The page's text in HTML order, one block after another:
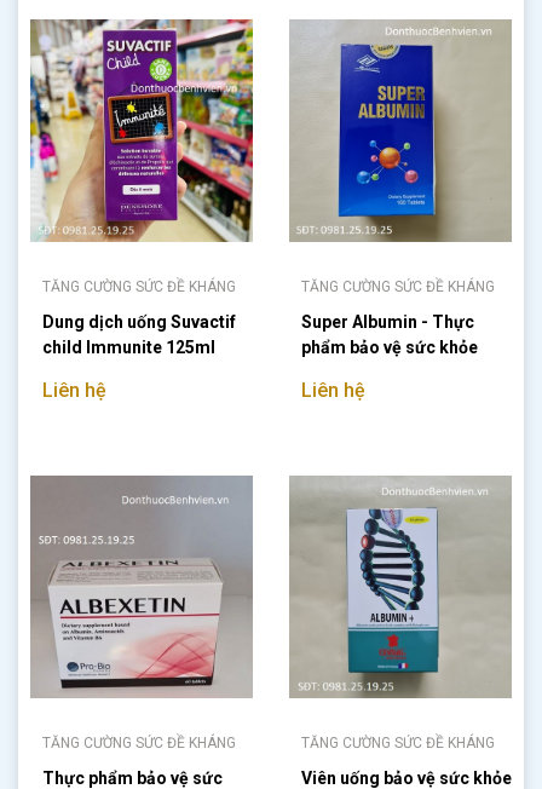
TĂNG CƯỜNG SỨC ĐỀ KHÁNG
Dung dịch uống Suvactif
child Immunite 125ml
Liên hệ
TĂNG CƯỜNG SỨC ĐỀ KHÁNG
Super Albumin - Thực
phẩm bảo vệ sức khỏe
Liên hệ
TĂNG CƯỜNG SỨC ĐỀ KHÁNG
Thực phẩm bảo vệ sức
TĂNG CƯỜNG SỨC ĐỀ KHÁNG
Viên uống bảo vệ sức khỏe